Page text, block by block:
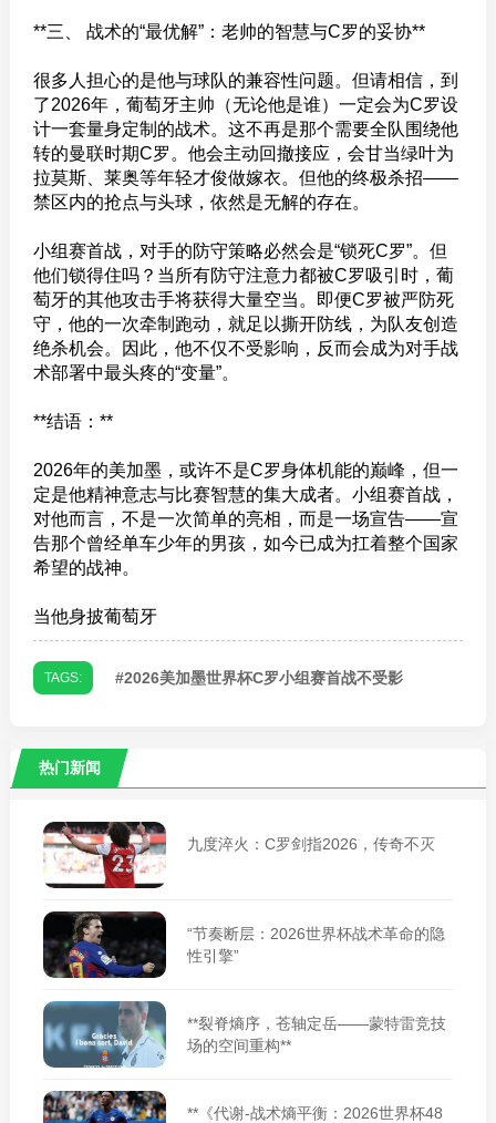
**三、 战术的“最优解”：老帅的智慧与C罗的妥协**
很多人担心的是他与球队的兼容性问题。但请相信，到
了2026年，葡萄牙主帅（无论他是谁）一定会为C罗设
计一套量身定制的战术。这不再是那个需要全队围绕他
转的曼联时期C罗。他会主动回撤接应，会甘当绿叶为
拉莫斯、莱奥等年轻才俊做嫁衣。但他的终极杀招——
禁区内的抢点与头球，依然是无解的存在。
小组赛首战，对手的防守策略必然会是“锁死C罗”。但
他们锁得住吗？当所有防守注意力都被C罗吸引时，葡
萄牙的其他攻击手将获得大量空当。即便C罗被严防死
守，他的一次牵制跑动，就足以撕开防线，为队友创造
绝杀机会。因此，他不仅不受影响，反而会成为对手战
术部署中最头疼的“变量”。
**结语：**
2026年的美加墨，或许不是C罗身体机能的巅峰，但一
定是他精神意志与比赛智慧的集大成者。小组赛首战，
对他而言，不是一次简单的亮相，而是一场宣告——宣
告那个曾经单车少年的男孩，如今已成为扛着整个国家
希望的战神。
当他身披葡萄牙
TAGS: #2026美加墨世界杯C罗小组赛首战不受影
热门新闻
九度淬火：C罗剑指2026，传奇不灭
“节奏断层：2026世界杯战术革命的隐
性引擎”
**裂脊熵序，苍轴定岳——蒙特雷竞技
场的空间重构**
**《代谢-战术熵平衡：2026世界杯48